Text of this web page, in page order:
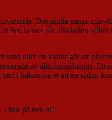
Det skulle passa min
betala mer för alkoholen
land eller en kultur går att
av alkoholindustrin. Ett
i halsen på er att en sådan
Tänk på den ni!